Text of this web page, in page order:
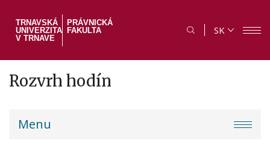
hlavný
TRNAVSKÁ
UNIVERZITA
V TRNAVE
PRÁVNICKÁ
FAKULTA
SK
Rozvrh hodín
PF
Menu